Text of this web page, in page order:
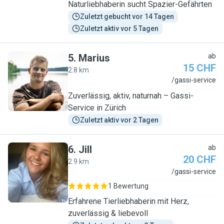
Naturliebhaberin sucht Spazier-Gefährten
Zuletzt gebucht vor 14 Tagen
Zuletzt aktiv vor 5 Tagen
M
5. Marius
2.8 km
ab
15 CHF
/gassi-service
Zuverlässig, aktiv, naturnah – Gassi-
Service in Zürich
Zuletzt aktiv vor 2 Tagen
J
6. Jill
2.9 km
ab
20 CHF
/gassi-service
1 Bewertung
Erfahrene Tierliebhaberin mit Herz,
zuverlässig & liebevoll